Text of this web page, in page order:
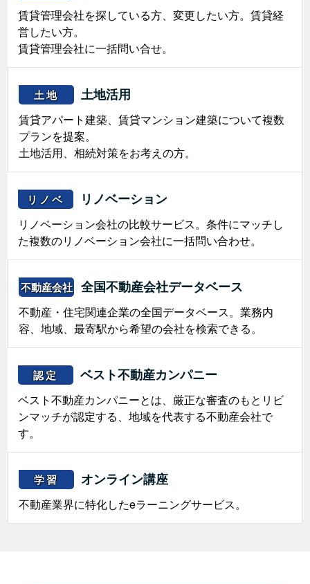
賃貸管理会社を探している方、変更したい方。賃貸経
営したい方。
賃貸管理会社に一括問い合せ。
土地 土地活用
賃貸アパート建築、賃貸マンション建築について複数
プランを提案。
土地活用、相続対策をお考えの方。
リノベ リノベーション
リノベーション会社の比較サービス。条件にマッチし
た複数のリノベーション会社に一括問い合わせ。
不動産会社 全国不動産会社データベース
不動産・住宅関連企業の全国データベース。業務内
容、地域、最寄駅から希望の会社を検索できる。
認定 ベスト不動産カンパニー
ベスト不動産カンパニーとは、厳正な審査のもとリビ
ンマッチが認定する、地域を代表する不動産会社で
す。
学習 オンライン講座
不動産業界に特化したeラーニングサービス。